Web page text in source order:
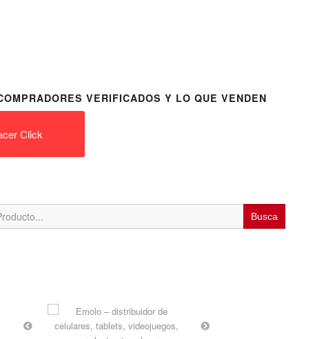
VERIFICADOS Y LO QUE VENDEN
Click